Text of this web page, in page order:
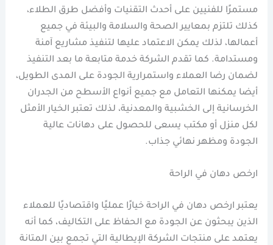
مستمرًا للفنيين على أحدث التقنيات وأفضل طرق الطلاء،
كذلك تلتزم بمعايير الصحة والسلامة والبيئة في جميع
أعمالها، لذلك يمكن الاعتماد عليها لتنفيذ مشاريع آمنة
ومستدامة. كما تقدم الشركة خدمة متابعة ما بعد التنفيذ
لضمان رضا العملاء واستمرارية الجودة على المدى الطويل،
أيضا يمكنها التعامل مع جميع أنواع الأسطح من الجدران
الخرسانية إلى الخشبية والمعدنية، لذلك تعتبر الخيار الأمثل
لكل منزل أو مكتب يسعى للحصول على دهانات عالية
الجودة ومظهر نهائي جذاب.
ارخص دهان في الراحة
يعتبر ارخص دهان في الراحة خيارًا عمليًا واقتصاديًا للعملاء
الذين يبحثون عن الجودة مع الحفاظ على التكاليف، كما أنه
يعتمد على منتجات الشركة الإيطالية التي تجمع بين المتانة